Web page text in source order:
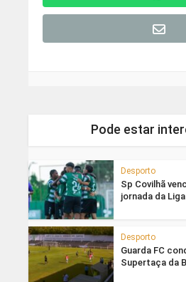
Pode estar
Desporto
Sp Covilhã
jornada da
Desporto
Guarda FC
Supertaça da